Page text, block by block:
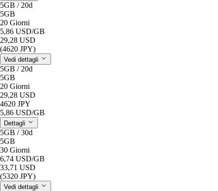
5GB / 20d
5GB
20 Giorni
5,86 USD/GB
29,28 USD
(4620 JPY)
Vedi dettagli
5GB / 20d
5GB
20 Giorni
29,28 USD
4620 JPY
5,86 USD/GB
Dettagli
5GB / 30d
5GB
30 Giorni
6,74 USD/GB
33,71 USD
(5320 JPY)
Vedi dettagli